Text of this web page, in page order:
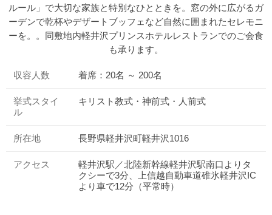
ルール」で大切な家族と特別なひとときを。窓の外に広がるガ
ーデンで乾杯やデザートブッフェなど自然に囲まれたセレモニ
ーを。。同敷地内軽井沢プリンスホテルレストランでのご会食
も承ります。
収容人数 着席：20名 ～ 200名
挙式スタイ
ル
キリスト教式・神前式・人前式
所在地 長野県軽井沢町軽井沢1016
アクセス
軽井沢駅／北陸新幹線軽井沢駅南口よりタ
クシーで3分、上信越自動車道碓氷軽井沢IC
より車で12分（平常時）